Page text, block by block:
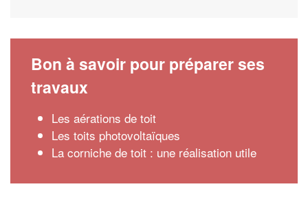
Bon à savoir pour préparer ses
travaux
Les aérations de toit
Les toits photovoltaïques
La corniche de toit : une réalisation utile